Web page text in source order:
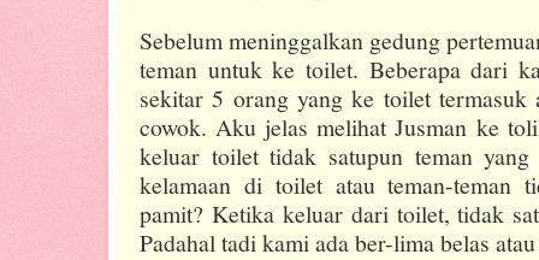
Sebelum meninggalkan gedung
teman untuk ke toilet. Beberapa dari
sekitar 5 orang yang ke toilet termasuk
cowok. Aku jelas melihat Jusman ke
keluar toilet tidak satupun teman
kelamaan di toilet atau teman-teman
pamit? Ketika keluar dari toilet, tidak
Padahal tadi kami ada ber-lima belas